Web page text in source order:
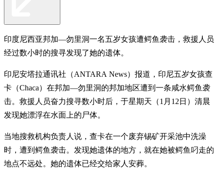
印度尼西亚邦加—勿里洞一名五岁女孩遭鳄鱼袭击，救援人员
经过数小时的搜寻发现了她的遗体。
印尼安塔拉通讯社（ANTARA News）报道，印尼五岁女孩查
卡（Chaca）在邦加—勿里洞的邦加地区遭到一条咸水鳄鱼袭
击。救援人员奋力搜寻数小时后，于星期天（1月12日）清晨
发现她漂浮在水面上的尸体。
当地搜救机构负责人说，查卡在一个废弃锡矿开采池中洗澡
时，遭到鳄鱼袭击。发现她遗体的地方，就在她被鳄鱼叼走的
地点不远处。她的遗体已经交给家人安葬。